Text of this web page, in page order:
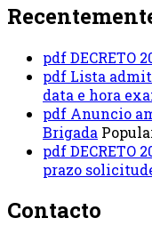
pdfDECRETO
pdf Lista
data e hora
pdf Anuncio
Brigada
pdfDECRETO
prazo
Contacto